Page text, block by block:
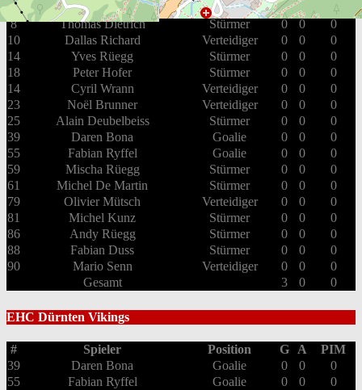
7
Gabriele Cereghetti Verteidiger 0 0
0
8
Thomas Dietrich Stürmer 0 0
0
10
Dallas Richard Verteidiger 0 0
0
14
Yves Rüegg Stürmer 0 0
0
18
Peter Hofer Stürmer 0 0
0
14
Cyril Wrann Verteidiger 0 0
0
23
Noël Brunner Verteidiger 0 0
0
25
Alain Deubelbeiss Stürmer 0 0
0
39
Daren Bona Goalie 0 0
0
55
Fabian Ryffel Goalie 0 0
0
59
Mischa Rüegg Stürmer 0 0
0
61
Michel De Martin Stürmer 0 0
0
79
Olivier Mütsch Verteidiger 0 0
0
81
Michel Kunz Stürmer 0 0
0
86
Andy Rüegg Stürmer 0 0
0
88
Fabian Duss Stürmer 0 0
0
90
Mario Senn Verteidiger 0 0
0
Gesamt
3 0 0
EHC Dürnten Vikings
# Spieler Position G A
PIM
39
Daren Bona Goalie 0 0
0
55
Fabian Ryffel Goalie 0 0
0